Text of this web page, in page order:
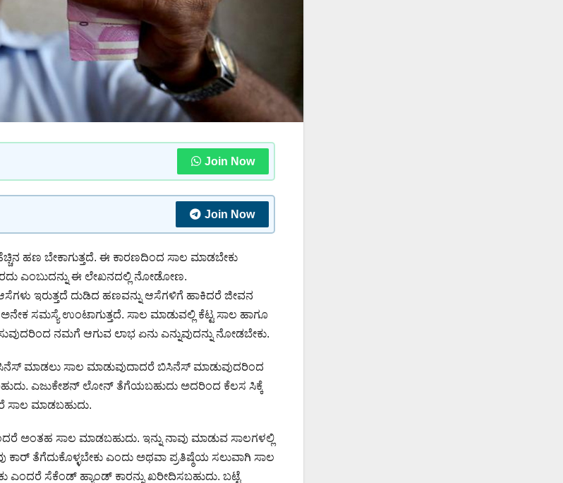
Join Now
Join Now
ಹಣ ಬೇಕಾಗುತ್ತದೆ. ಈ ಕಾರಣದಿಂದ ಸಾಲ ಮಾಡಬೇಕು
ಎಂಬುದನ್ನು ಈ ಲೇಖನದಲ್ಲಿ ನೋಡೋಣ.
ಇರುತ್ತದೆ ದುಡಿದ ಹಣವನ್ನು ಆಸೆಗಳಿಗೆ ಹಾಕಿದರೆ ಜೀವನ
ಸಮಸ್ಯೆ ಉಂಟಾಗುತ್ತದೆ. ಸಾಲ ಮಾಡುವಲ್ಲಿ ಕೆಟ್ಟ ಸಾಲ ಹಾಗೂ
ನಮಗೆ ಆಗುವ ಲಾಭ ಏನು ಎನ್ನುವುದನ್ನು ನೋಡಬೇಕು.
ಮಾಡಲು ಸಾಲ ಮಾಡುವುದಾದರೆ ಬಿಸಿನೆಸ್ ಮಾಡುವುದರಿಂದ
ಎಜುಕೇಶನ್ ಲೋನ್ ತೆಗೆಯಬಹುದು ಅದರಿಂದ ಕೆಲಸ ಸಿಕ್ಕೆ
ಸಾಲ ಮಾಡಬಹುದು.
ಅಂತಹ ಸಾಲ ಮಾಡಬಹುದು. ಇನ್ನು ನಾವು ಮಾಡುವ ಸಾಲಗಳಲ್ಲಿ
ಕಾರ್ ತೆಗೆದುಕೊಳ್ಳಬೇಕು ಎಂದು ಅಥವಾ ಪ್ರತಿಷ್ಠೆಯ ಸಲುವಾಗಿ ಸಾಲ
ಸೆಕೆಂಡ್ ಹ್ಯಾಂಡ್ ಕಾರನ್ನು ಖರೀದಿಸಬಹುದು. ಬಟ್ಟೆ